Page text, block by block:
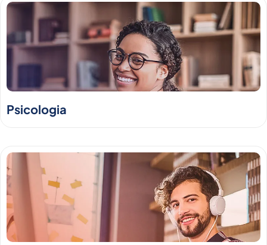
Psicologia